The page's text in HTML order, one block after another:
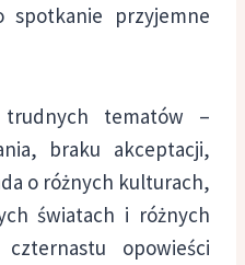
spotkanie przyjemne
tematów –
braku akceptacji,
o różnych kulturach,
światach i różnych
opowieści